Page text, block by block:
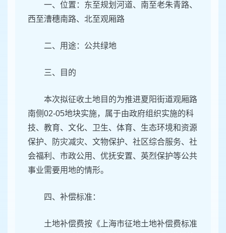
一、位置：东至规划河道、南至老朱青路、
西至漕穗南路、北至观厢路
二、用途：公共绿地
三、目的
本次拟征收土地目的为推进夏阳街道观厢路
南侧02-05地块实施，属于由政府组织实施的科
技、教育、文化、卫生、体育、生态环境和资源
保护、防灾减灾、文物保护、社区综合服务、社
会福利、市政公用、优抚安置、英烈保护等公共
事业需要用地的情形。
四、补偿标准：
土地补偿费按《上海市征地土地补偿费标准